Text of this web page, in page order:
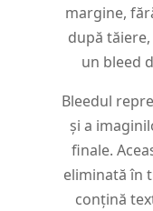
margine,
după
un bleed
Bleedul
și a
finale.
eliminată în
conțină